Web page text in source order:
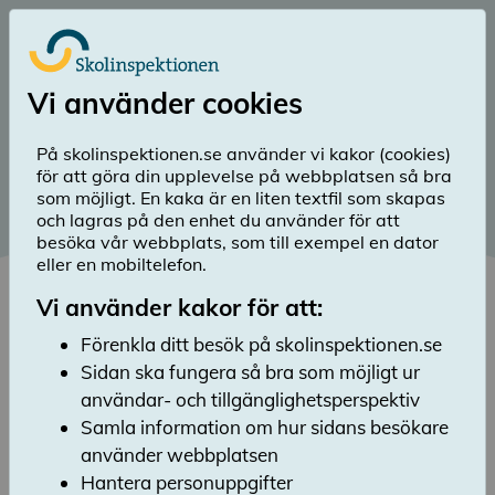
Till huvudinnehåll
searchSök
Publicerad: 9 maj 2023
Skolor behöver bli bättre på
att förebygga kränkningar
på nätet
Lyssna
Mycket av elevers sociala liv utspelas idag på
nätet. Skolinspektionens nya granskning om
nätkränkningar visar att hälften av de
granskade skolorna behöver inkludera
digitala miljöer i sitt förebyggande
Vi använder cookies
På skolinspektionen.se använder vi kakor (cookies)
för att göra din upplevelse på webbplatsen så bra
som möjligt. En kaka är en liten textfil som skapas
och lagras på den enhet du använder för att
besöka vår webbplats, som till exempel en dator
eller en mobiltelefon.
Vi använder kakor för att:
Förenkla ditt besök på skolinspektionen.se
Sidan ska fungera så bra som möjligt ur
användar- och tillgänglighetsperspektiv
Samla information om hur sidans besökare
använder webbplatsen
Hantera personuppgifter